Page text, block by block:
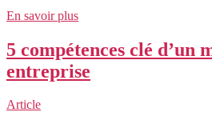
En savoir plus
5 compétences clé d’un
entreprise
Article